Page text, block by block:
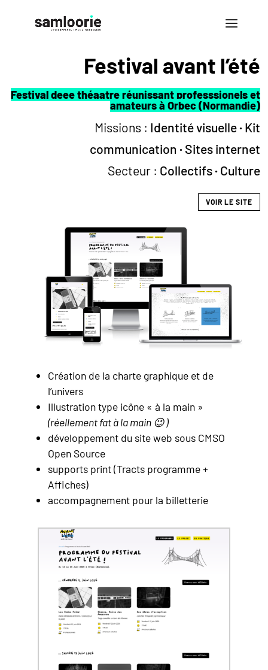
Festival avant l’été
Festival deee théaatre réunissant professsionels et
amateurs à Orbec (Normandie)
Missions : Identité visuelle· Kit
communication · Sites internet
Secteur : Collectifs· Culture
VOIR LE SITE
Création de la charte graphique et de
l’univers
Illustration type icône « à la main »
(réellement fat à la main 😉 )
développement du site web sous CMSO
Open Source
supports print (Tracts programme +
Affiches)
accompagnement pour la billetterie